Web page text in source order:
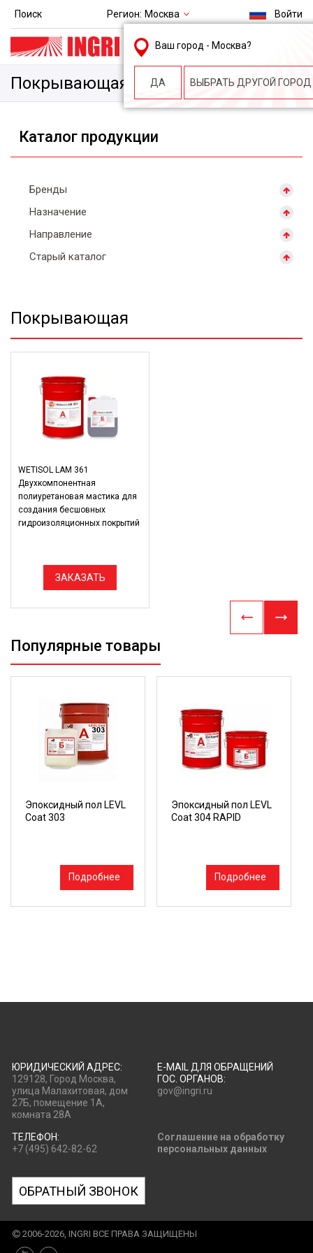
Поиск Регион: Москва
Ваш город - Москва?
ДА ВЫБРАТЬ ДРУГОЙ ГОРОД
Войти
msk@ingri.ru
пн. – пт.: 9.00-18.00
Покрывающая
Каталог продукции
Бренды
Назначение
Направление
Старый каталог
Покрывающая
WETISOL LAM 361
Двухкомпонентная
полиуретановая мастика для
создания бесшовных
гидроизоляционных покрытий
ЗАКАЗАТЬ
Популярные товары
Эпоксидный пол LEVL
Coat 303
Подробнее
Эпоксидный пол LEVL
Coat 304 RAPID
Подробнее
ЮРИДИЧЕСКИЙ АДРЕС:
129128, Город Москва,
улица Малахитовая, дом
27Б, помещение 1А,
комната 28А
E-MAIL ДЛЯ ОБРАЩЕНИЙ
ГОС. ОРГАНОВ:
gov@ingri.ru
ТЕЛЕФОН:
+7 (495) 642-82-62
Соглашение на обработку
персональных данных
ОБРАТНЫЙ ЗВОНОК
2006-2026, INGRI ВСЕ ПРАВА ЗАЩИЩЕНЫ